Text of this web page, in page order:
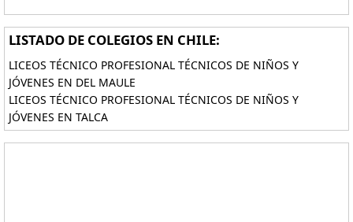
LISTADO DE COLEGIOS EN CHILE:
LICEOS TÉCNICO PROFESIONAL TÉCNICOS DE NIÑOS Y
JÓVENES EN DEL MAULE
LICEOS TÉCNICO PROFESIONAL TÉCNICOS DE NIÑOS Y
JÓVENES EN TALCA